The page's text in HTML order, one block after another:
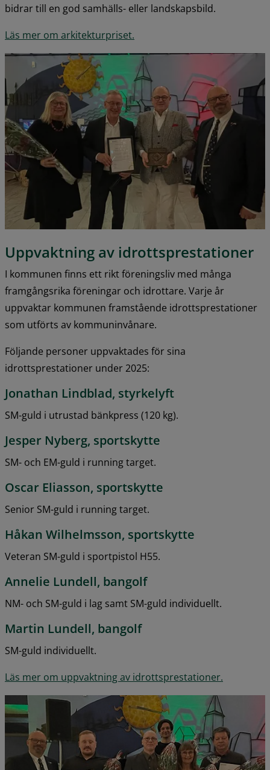
bidrar till en god samhälls- eller landskapsbild.
Läs mer om arkitekturpriset.
Uppvaktning av idrottsprestationer
I kommunen finns ett rikt föreningsliv med många
framgångsrika föreningar och idrottare. Varje år
uppvaktar kommunen framstående idrottsprestationer
som utförts av kommuninvånare.
Följande personer uppvaktades för sina
idrottsprestationer under 2025:
Jonathan Lindblad, styrkelyft
SM-guld i utrustad bänkpress (120 kg).
Jesper Nyberg, sportskytte
SM- och EM-guld i running target.
Oscar Eliasson, sportskytte
Senior SM-guld i running target.
Håkan Wilhelmsson, sportskytte
Veteran SM-guld i sportpistol H55.
Annelie Lundell, bangolf
NM- och SM-guld i lag samt SM-guld individuellt.
Martin Lundell, bangolf
SM-guld individuellt.
Läs mer om uppvaktning av idrottsprestationer.